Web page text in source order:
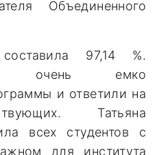
Объединенного
97,14 %.
очень емко
и ответили на
Татьяна
всех студентов с
для института